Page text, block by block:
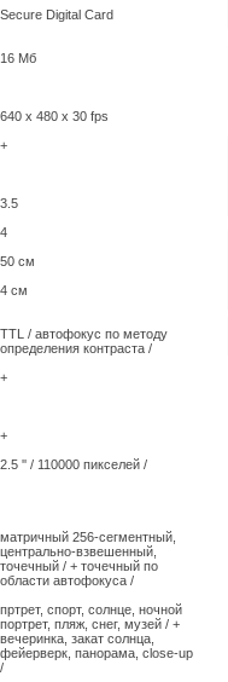
Secure Digital Card
16 Мб
640 x 480 x 30 fps
+
3.5
4
50 см
4 см
TTL / автофокус по методу
определения контраста /
+
+
2.5 ''/ 110000 пикселей /
матричный 256-сегментный,
центрально-взвешенный,
точечный/ + точечный по
области автофокуса /
пртрет, спорт, солнце, ночной
портрет, пляж, снег, музей/ +
вечеринка, закат солнца,
фейерверк, панорама, close-up
/